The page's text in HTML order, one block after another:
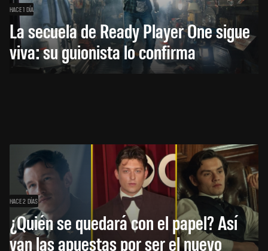
HACE 1 DÍA
La secuela de Ready Player One sigue
viva: su guionista lo confirma
HACE 2 DÍAS
¿Quién se quedará con el papel? Así
van las apuestas por ser el nuevo